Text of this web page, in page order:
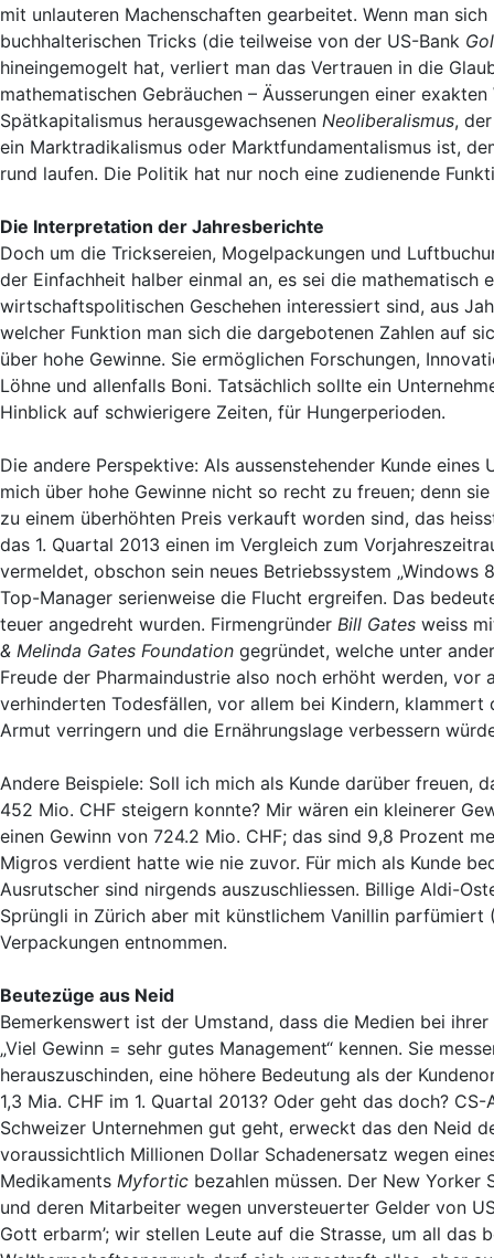
mit unlauteren Machenschaften gearbeitet. Wenn man
buchhalterischen Tricks (die teilweise von der US-Bank
hineingemogelt hat, verliert man das Vertrauen in die
mathematischen Gebräuchen – Äusserungen einer
Spätkapitalismus herausgewachsenen Neoliberalismus,
ein Marktradikalismus oder Marktfundamentalismus ist,
rund laufen. Die Politik hat nur noch eine zudienende
Die Interpretation der Jahresberichte
Doch um die Tricksereien, Mogelpackungen und
der Einfachheit halber einmal an, es sei die
wirtschaftspolitischen Geschehen interessiert sind, aus
welcher Funktion man sich die dargebotenen Zahlen auf
über hohe Gewinne. Sie ermöglichen Forschungen,
Löhne und allenfalls Boni. Tatsächlich sollte ein
Hinblick auf schwierigere Zeiten, für Hungerperioden.
Die andere Perspektive: Als aussenstehender Kunde
mich über hohe Gewinne nicht so recht zu freuen; denn
zu einem überhöhten Preis verkauft worden sind, das
das 1. Quartal 2013 einen im Vergleich zum
vermeldet, obschon sein neues Betriebssystem
Top-Manager serienweise die Flucht ergreifen. Das
teuer angedreht wurden. Firmengründer Bill Gates weiss
& Melinda Gates Foundation gegründet, welche unter
Freude der Pharmaindustrie also noch erhöht werden,
verhinderten Todesfällen, vor allem bei Kindern,
Armut verringern und die Ernährungslage verbessern
Andere Beispiele: Soll ich mich als Kunde darüber freuen,
452 Mio. CHF steigern konnte? Mir wären ein kleinerer
einen Gewinn von 724.2 Mio. CHF; das sind 9,8 Prozent
Migros verdient hatte wie nie zuvor. Für mich als Kunde
Ausrutscher sind nirgends auszuschliessen. Billige Aldi-
Sprüngli in Zürich aber mit künstlichem Vanillin
Verpackungen entnommen.
Beutezüge aus Neid
Bemerkenswert ist der Umstand, dass die Medien bei
„Viel Gewinn = sehr gutes Management“ kennen. Sie
herauszuschinden, eine höhere Bedeutung als der
1,3 Mia. CHF im 1. Quartal 2013? Oder geht das doch?
Schweizer Unternehmen gut geht, erweckt das den Neid
voraussichtlich Millionen Dollar Schadenersatz wegen
Medikaments Myfortic bezahlen müssen. Der New Yorker
und deren Mitarbeiter wegen unversteuerter Gelder von
Gott erbarm’; wir stellen Leute auf die Strasse, um all das